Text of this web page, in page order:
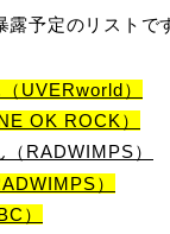
予定のリストで
UVERworld）
OK ROCK）
RADWIMPS）
）
）